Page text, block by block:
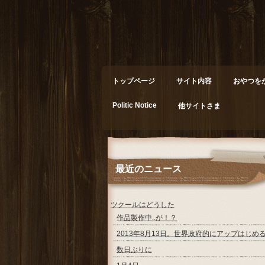
トップページ サイト内容 おやつを
Politic Notice 他サイトさま
最近のニュース
ツクールはどうした
作品製作中..が！？
2013年8月13日。世界政府的にアップはじめ
数日ぶりに